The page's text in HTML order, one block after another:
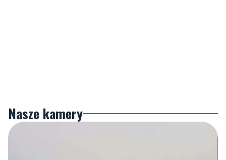
Nasze kamery